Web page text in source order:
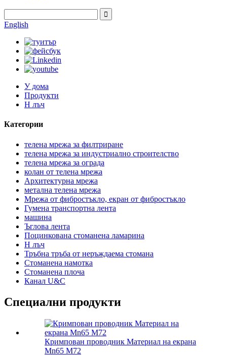
English
У дома
Продукти
H лъч
Категории
телена мрежа за филтриране
телена мрежа за индустриално строителство
телена мрежа за ограда
колан от телена мрежа
Архитектурна мрежа
метална телена мрежа
Мрежа от фибростъкло, екран от фибростъкло
Гумена транспортна лента
машина
Ъглова лента
Поцинкована стоманена ламарина
H лъч
Тръбна тръба от неръждаема стомана
Стоманена намотка
Стоманена плоча
Канал U&C
Специални продукти
Кримпован проводник Материал на екрана
Mn65 M72